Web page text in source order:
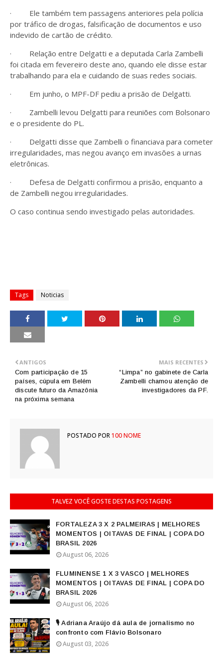
· Ele também tem passagens anteriores pela polícia
por tráfico de drogas, falsificação de documentos e uso
indevido de cartão de crédito.
· Relação entre Delgatti e a deputada Carla Zambelli
foi citada em fevereiro deste ano, quando ele disse estar
trabalhando para ela e cuidando de suas redes sociais.
· Em junho, o MPF-DF pediu a prisão de Delgatti.
· Zambelli levou Delgatti para reuniões com Bolsonaro
e o presidente do PL.
· Delgatti disse que Zambelli o financiava para cometer
irregularidades, mas negou avanço em invasões a urnas
eletrônicas.
· Defesa de Delgatti confirmou a prisão, enquanto a
de Zambelli negou irregularidades.
O caso continua sendo investigado pelas autoridades.
Tags Noticias
MAIS RECENTES
“Limpa” no gabinete de Carla
Zambelli chamou atenção de
investigadores da PF.
ANTIGOS
Com participação de 15
países, cúpula em Belém
discute futuro da Amazônia
na próxima semana
POSTADO POR100 NOME
TALVEZ VOCÊ GOSTE DESTAS POSTAGENS
FORTALEZA 3 X 2 PALMEIRAS | MELHORES
MOMENTOS | OITAVAS DE FINAL | COPA DO
BRASIL 2026
August 06, 2026
FLUMINENSE 1 X 3 VASCO | MELHORES
MOMENTOS | OITAVAS DE FINAL | COPA DO
BRASIL 2026
August 06, 2026
🎙️ Adriana Araújo dá aula de jornalismo no
confronto com Flávio Bolsonaro
August 03, 2026